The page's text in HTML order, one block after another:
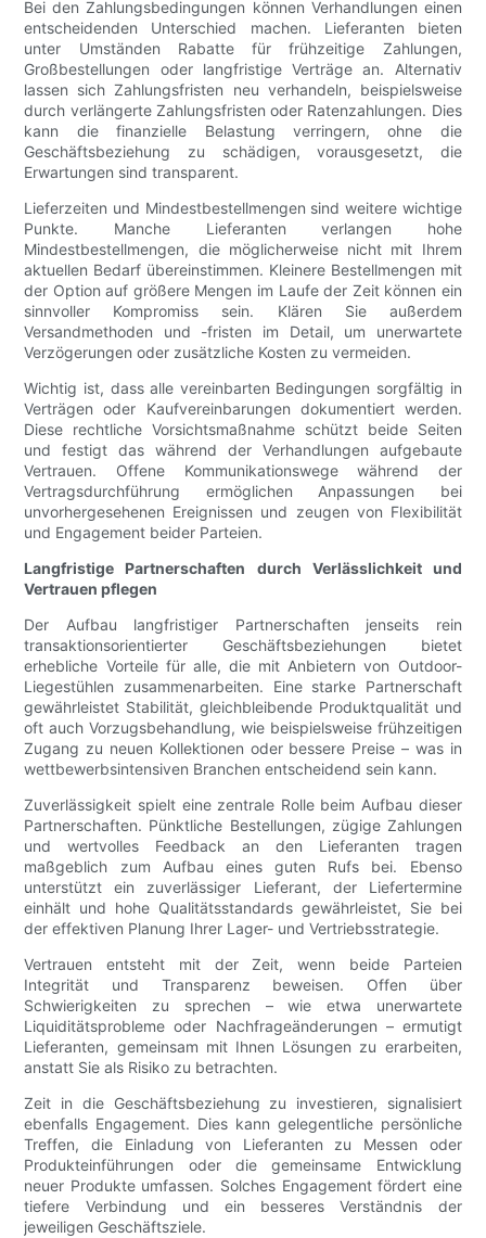
Bei den Zahlungsbedingungen können Verhandlungen einen
entscheidenden Unterschied machen. Lieferanten bieten
unter Umständen Rabatte für frühzeitige Zahlungen,
Großbestellungen oder langfristige Verträge an. Alternativ
lassen sich Zahlungsfristen neu verhandeln, beispielsweise
durch verlängerte Zahlungsfristen oder Ratenzahlungen. Dies
kann die finanzielle Belastung verringern, ohne die
Geschäftsbeziehung zu schädigen, vorausgesetzt, die
Erwartungen sind transparent.
Lieferzeiten und Mindestbestellmengen sind weitere wichtige
Punkte. Manche Lieferanten verlangen hohe
Mindestbestellmengen, die möglicherweise nicht mit Ihrem
aktuellen Bedarf übereinstimmen. Kleinere Bestellmengen mit
der Option auf größere Mengen im Laufe der Zeit können ein
sinnvoller Kompromiss sein. Klären Sie außerdem
Versandmethoden und -fristen im Detail, um unerwartete
Verzögerungen oder zusätzliche Kosten zu vermeiden.
Wichtig ist, dass alle vereinbarten Bedingungen sorgfältig in
Verträgen oder Kaufvereinbarungen dokumentiert werden.
Diese rechtliche Vorsichtsmaßnahme schützt beide Seiten
und festigt das während der Verhandlungen aufgebaute
Vertrauen. Offene Kommunikationswege während der
Vertragsdurchführung ermöglichen Anpassungen bei
unvorhergesehenen Ereignissen und zeugen von Flexibilität
und Engagement beider Parteien.
Langfristige Partnerschaften durch Verlässlichkeit und
Vertrauen pflegen
Der Aufbau langfristiger Partnerschaften jenseits rein
transaktionsorientierter Geschäftsbeziehungen bietet
erhebliche Vorteile für alle, die mit Anbietern von Outdoor-
Liegestühlen zusammenarbeiten. Eine starke Partnerschaft
gewährleistet Stabilität, gleichbleibende Produktqualität und
oft auch Vorzugsbehandlung, wie beispielsweise frühzeitigen
Zugang zu neuen Kollektionen oder bessere Preise – was in
wettbewerbsintensiven Branchen entscheidend sein kann.
Zuverlässigkeit spielt eine zentrale Rolle beim Aufbau dieser
Partnerschaften. Pünktliche Bestellungen, zügige Zahlungen
und wertvolles Feedback an den Lieferanten tragen
maßgeblich zum Aufbau eines guten Rufs bei. Ebenso
unterstützt ein zuverlässiger Lieferant, der Liefertermine
einhält und hohe Qualitätsstandards gewährleistet, Sie bei
der effektiven Planung Ihrer Lager- und Vertriebsstrategie.
Vertrauen entsteht mit der Zeit, wenn beide Parteien
Integrität und Transparenz beweisen. Offen über
Schwierigkeiten zu sprechen – wie etwa unerwartete
Liquiditätsprobleme oder Nachfrageänderungen – ermutigt
Lieferanten, gemeinsam mit Ihnen Lösungen zu erarbeiten,
anstatt Sie als Risiko zu betrachten.
Zeit in die Geschäftsbeziehung zu investieren, signalisiert
ebenfalls Engagement. Dies kann gelegentliche persönliche
Treffen, die Einladung von Lieferanten zu Messen oder
Produkteinführungen oder die gemeinsame Entwicklung
neuer Produkte umfassen. Solches Engagement fördert eine
tiefere Verbindung und ein besseres Verständnis der
jeweiligen Geschäftsziele.